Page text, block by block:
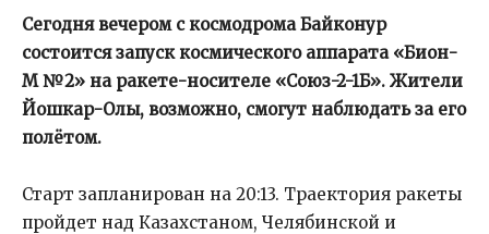
Сегодня вечером с космодрома Байконур
состоится запуск космического аппарата «Бион-
М №2» на ракете-носителе «Союз-2-1Б». Жители
Йошкар-Олы, возможно, смогут наблюдать за его
полётом.
Старт запланирован на 20:13. Траектория ракеты
пройдет над Казахстаном, Челябинской и